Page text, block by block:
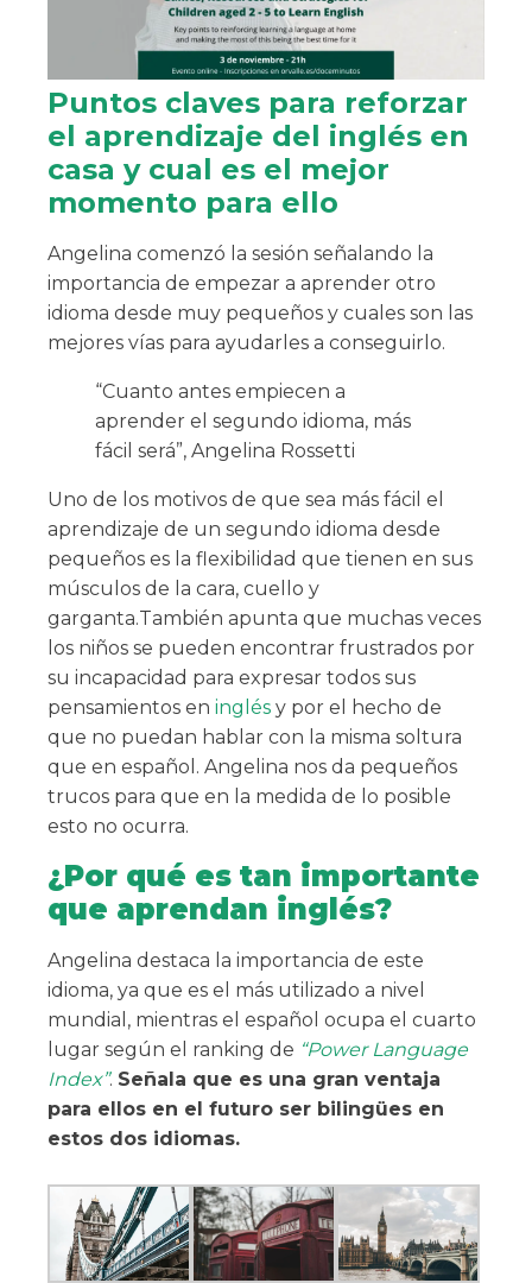
Puntos claves para reforzar
el aprendizaje del inglés en
casa y cual es el mejor
momento para ello
Angelina comenzó la sesión señalando la
importancia de empezar a aprender otro
idioma desde muy pequeños y cuales son las
mejores vías para ayudarles a conseguirlo.
“Cuanto antes empiecen a
aprender el segundo idioma, más
fácil será”, Angelina Rossetti
Uno de los motivos de que sea más fácil el
aprendizaje de un segundo idioma desde
pequeños es la flexibilidad que tienen en sus
músculos de la cara, cuello y
garganta.También apunta que muchas veces
los niños se pueden encontrar frustrados por
su incapacidad para expresar todos sus
pensamientos en inglés y por el hecho de
que no puedan hablar con la misma soltura
que en español. Angelina nos da pequeños
trucos para que en la medida de lo posible
esto no ocurra.
¿Por qué es tan importante
que aprendan inglés?
Angelina destaca la importancia de este
idioma, ya que es el más utilizado a nivel
mundial, mientras el español ocupa el cuarto
lugar según el ranking de “Power Language
Index”. Señala que es una gran ventaja
para ellos en el futuro ser bilingües en
estos dos idiomas.